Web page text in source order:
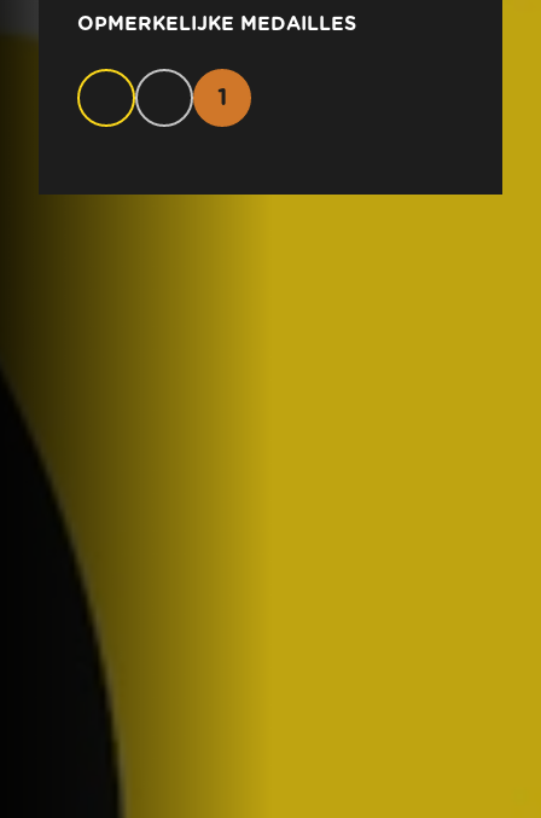
OPMERKELIJKE MEDAILLES
1